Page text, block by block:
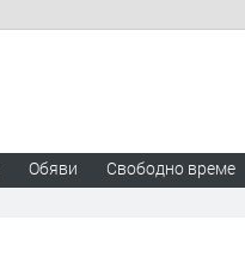
Обяви Свободно време